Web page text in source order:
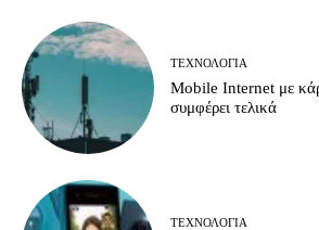
ΤΕΧΝΟΛΟΓΊΑ
Mobile Internet με
συμφέρει τελικά
ΤΕΧΝΟΛΟΓΊΑ